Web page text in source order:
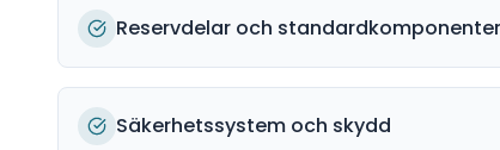
Reservdelar och standardkomponenter
Säkerhetssystem och skydd